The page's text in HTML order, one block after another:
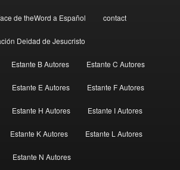
de theWord a Español contact
Deidad de Jesucristo
Estante B Autores Estante C Autores
Estante E Autores Estante F Autores
Estante H Autores Estante I Autores
Estante K Autores Estante L Autores
Estante N Autores